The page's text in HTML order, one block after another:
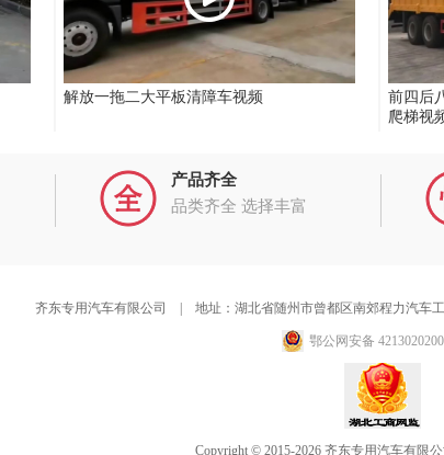
解放一拖二大平板清障车视频
前四后
爬梯视
产品齐全
品类齐全 选择丰富
齐东专用汽车有限公司 | 地址：湖北省随州市曾都区南郊程力汽车
鄂公网安备
Copyright © 2015-2026 齐东专用汽车有限公